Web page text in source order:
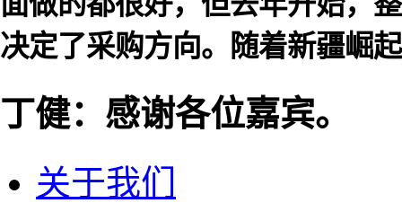
决定了采购方向。随着新疆崛
丁健：感谢各位嘉宾。
关于我们